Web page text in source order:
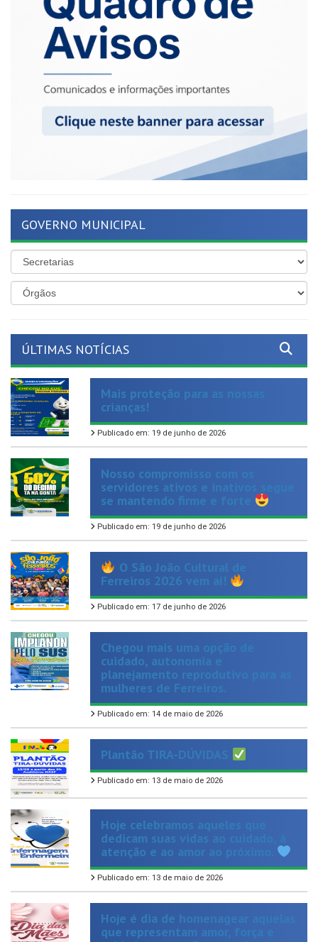
Mais proteção para as nossas
crianças!
Publicado em: 19 de junho de 2026
Nosso compromisso com os
servidores ativos e inativos segue
se mantendo firme e forte
Publicado em: 19 de junho de 2026
O São João Cultural de
Ferreiros 2026 vem aí!
Publicado em: 17 de junho de 2026
Chegou mais uma opção de
cuidado, autonomia e
planejamento reprodutivo para as
mulheres de Ferreiros.
Publicado em: 14 de maio de 2026
Plantão TIRA-DÚVIDAS
Publicado em: 13 de maio de 2026
Hoje celebramos aqueles que
dedicam suas vidas ao cuidado, à
atenção e ao amor ao próximo.
Publicado em: 13 de maio de 2026
Hoje é dia de homenagear aquelas
que representam amor, força e
cuidado em sua forma mais
verdadeira.